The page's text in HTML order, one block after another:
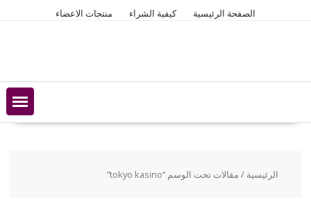
الصفحة الرئيسية كيفية الشراء منتجات الاعضاء
الرئيسية / مقالات تحت الوسم “tokyo kasino”